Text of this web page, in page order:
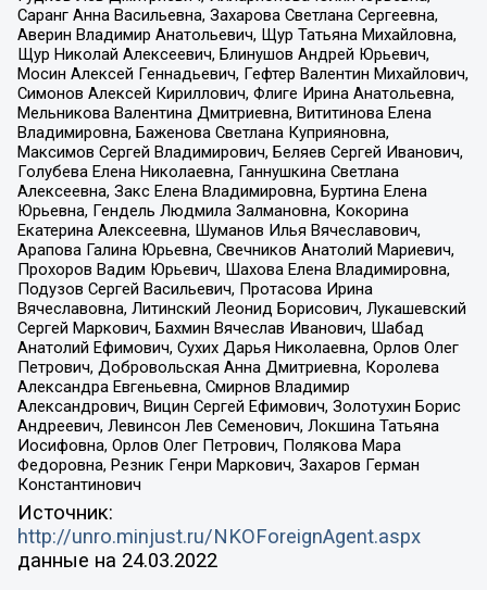
Саранг Анна Васильевна, Захарова Светлана Сергеевна,
Аверин Владимир Анатольевич, Щур Татьяна Михайловна,
Щур Николай Алексеевич, Блинушов Андрей Юрьевич,
Мосин Алексей Геннадьевич, Гефтер Валентин Михайлович,
Симонов Алексей Кириллович, Флиге Ирина Анатольевна,
Мельникова Валентина Дмитриевна, Вититинова Елена
Владимировна, Баженова Светлана Куприяновна,
Максимов Сергей Владимирович, Беляев Сергей Иванович,
Голубева Елена Николаевна, Ганнушкина Светлана
Алексеевна, Закс Елена Владимировна, Буртина Елена
Юрьевна, Гендель Людмила Залмановна, Кокорина
Екатерина Алексеевна, Шуманов Илья Вячеславович,
Арапова Галина Юрьевна, Свечников Анатолий Мариевич,
Прохоров Вадим Юрьевич, Шахова Елена Владимировна,
Подузов Сергей Васильевич, Протасова Ирина
Вячеславовна, Литинский Леонид Борисович, Лукашевский
Сергей Маркович, Бахмин Вячеслав Иванович, Шабад
Анатолий Ефимович, Сухих Дарья Николаевна, Орлов Олег
Петрович, Добровольская Анна Дмитриевна, Королева
Александра Евгеньевна, Смирнов Владимир
Александрович, Вицин Сергей Ефимович, Золотухин Борис
Андреевич, Левинсон Лев Семенович, Локшина Татьяна
Иосифовна, Орлов Олег Петрович, Полякова Мара
Федоровна, Резник Генри Маркович, Захаров Герман
Константинович
Источник:
http://unro.minjust.ru/NKOForeignAgent.aspx
данные на 24.03.2022